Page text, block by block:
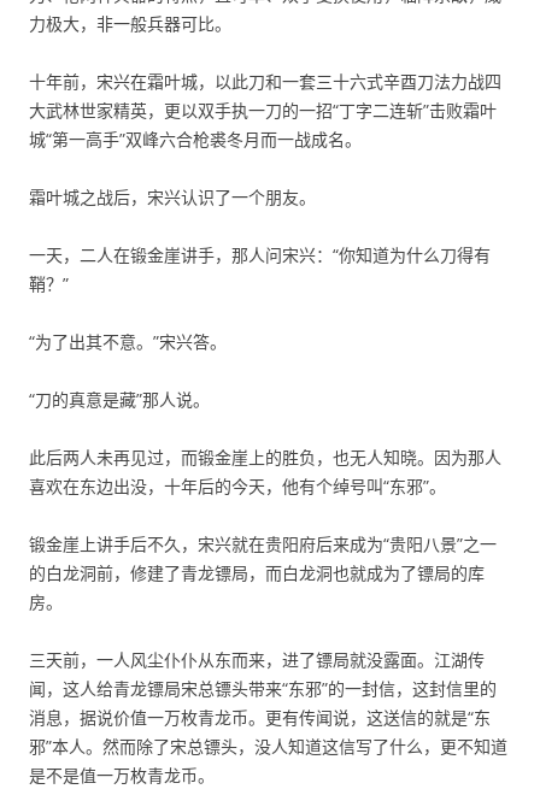
力极大，非一般兵器可比。
十年前，宋兴在霜叶城，以此刀和一套三十六式辛酉刀法力战四
大武林世家精英，更以双手执一刀的一招“丁字二连斩”击败霜叶
城“第一高手”双峰六合枪裘冬月而一战成名。
霜叶城之战后，宋兴认识了一个朋友。
一天，二人在锻金崖讲手，那人问宋兴：“你知道为什么刀得有
鞘？”
“为了出其不意。”宋兴答。
“刀的真意是藏”那人说。
此后两人未再见过，而锻金崖上的胜负，也无人知晓。因为那人
喜欢在东边出没，十年后的今天，他有个绰号叫“东邪”。
锻金崖上讲手后不久，宋兴就在贵阳府后来成为“贵阳八景”之一
的白龙洞前，修建了青龙镖局，而白龙洞也就成为了镖局的库
房。
三天前，一人风尘仆仆从东而来，进了镖局就没露面。江湖传
闻，这人给青龙镖局宋总镖头带来“东邪”的一封信，这封信里的
消息，据说价值一万枚青龙币。更有传闻说，这送信的就是“东
邪”本人。然而除了宋总镖头，没人知道这信写了什么，更不知道
是不是值一万枚青龙币。